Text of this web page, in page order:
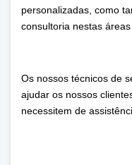
personalizadas, como
consultoria nestas
Os nossos técnicos de
ajudar os nossos
necessitem de